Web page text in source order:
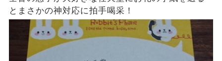
とまさかの神対応に拍手喝采！